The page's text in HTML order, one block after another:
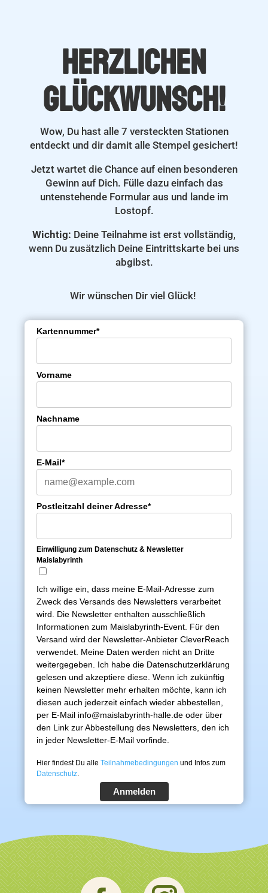
Herzlichen
Glückwunsch!
Wow, Du hast alle 7 versteckten Stationen
entdeckt und dir damit alle Stempel gesichert!
Jetzt wartet die Chance auf einen besonderen
Gewinn auf Dich. Fülle dazu einfach das
untenstehende Formular aus und lande im
Lostopf.
Wichtig: Deine Teilnahme ist erst vollständig,
wenn Du zusätzlich Deine Eintrittskarte bei uns
abgibst.
Wir wünschen Dir viel Glück!
Kartennummer*
Vorname
Nachname
E-Mail*
Postleitzahl deiner Adresse*
Einwilligung zum Datenschutz & Newsletter
Maislabyrinth
Ich willige ein, dass meine E-Mail-Adresse zum
Zweck des Versands des Newsletters verarbeitet
wird. Die Newsletter enthalten ausschließlich
Informationen zum Maislabyrinth-Event. Für den
Versand wird der Newsletter-Anbieter CleverReach
verwendet. Meine Daten werden nicht an Dritte
weitergegeben. Ich habe die Datenschutzerklärung
gelesen und akzeptiere diese. Wenn ich zukünftig
keinen Newsletter mehr erhalten möchte, kann ich
diesen auch jederzeit einfach wieder abbestellen,
per E-Mail info@maislabyrinth-halle.de oder über
den Link zur Abbestellung des Newsletters, den ich
in jeder Newsletter-E-Mail vorfinde.
Hier findest Du alleTeilnahmebedingungen und Infos zum
Datenschutz.
Anmelden